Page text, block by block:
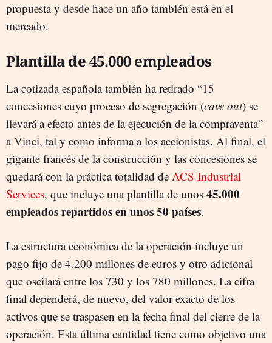
propuesta y desde hace un año también está en el
mercado.
Plantilla de 45.000 empleados
La cotizada española también ha retirado “15
concesiones cuyo proceso de segregación (cave out) se
llevará a efecto antes de la ejecución de la compraventa”
a Vinci, tal y como informa a los accionistas. Al final, el
gigante francés de la construcción y las concesiones se
quedará con la práctica totalidad de ACS Industrial
Services, que incluye una plantilla de unos 45.000
empleados repartidos en unos 50 países.
La estructura económica de la operación incluye un
pago fijo de 4.200 millones de euros y otro adicional
que oscilará entre los 730 y los 780 millones. La cifra
final dependerá, de nuevo, del valor exacto de los
activos que se traspasen en la fecha final del cierre de la
operación. Esta última cantidad tiene como objetivo una